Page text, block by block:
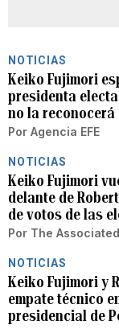
NOTICIAS
Keiko Fujimori
presidenta
no la reconocerá
Por Agencia EFE
NOTICIAS
Keiko Fujimori
delante de
de votos de las
Por The
NOTICIAS
Keiko Fujimori y
empate técnico
presidencial de